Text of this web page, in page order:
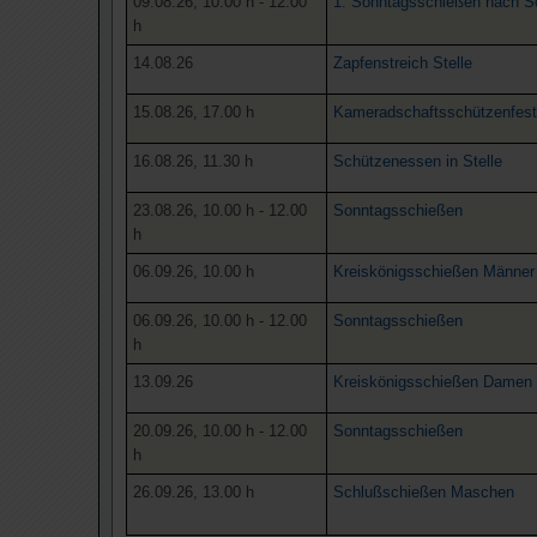
h
14.08.26 Zapfenstreich Stelle
15.08.26, 17.00 h
16.08.26, 11.30 h Schützenessen in Stelle
23.08.26, 10.00 h - 12.00
h
Sonntagsschießen
06.09.26, 10.00 h Kreiskönigsschießen
06.09.26, 10.00 h - 12.00
h
Sonntagsschießen
13.09.26 Kreiskönigsschießen
20.09.26, 10.00 h - 12.00
h
Sonntagsschießen
26.09.26, 13.00 h Schlußschießen Maschen